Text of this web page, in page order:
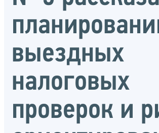
выездных
налоговых
проверок и